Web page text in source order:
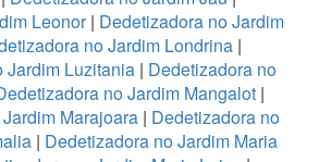
Leonor| Dedetizadora no Jardim
no Jardim Londrina |
Jardim Luzitania| Dedetizadora no
no Jardim Mangalot|
Marajoara | Dedetizadora no
| Dedetizadora no Jardim Maria